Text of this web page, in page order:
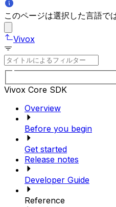
このページは選択した言語で
Vivox
Vivox Core SDK
Overview
Before you begin
Get started
Release notes
Developer Guide
Reference